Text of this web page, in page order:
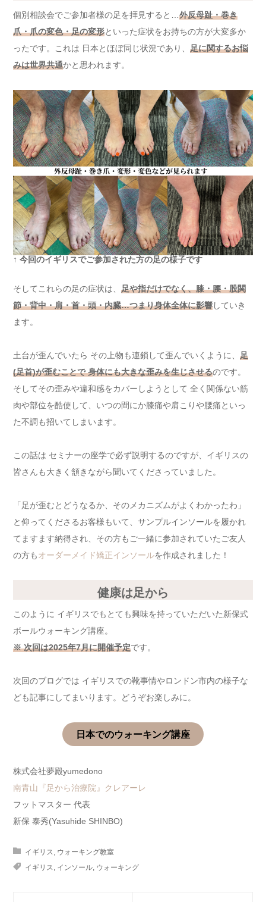
個別相談会でご参加者様の足を拝見すると…外反母趾・巻き
爪・爪の変色・足の変形といった症状をお持ちの方が大変多か
ったです。これは 日本とほぼ同じ状況であり、 足に関するお悩
みは世界共通かと思われます。
↑ 今回のイギリスでご参加された方の足の様子です
そしてこれらの足の症状は、 足や指だけでなく、膝・腰・股関
節・背中・肩・首・頭・内臓…つまり身体全体に影響していき
ます。
土台が歪んでいたら その上物も連鎖して歪んでいくように、 足
(足首)が歪むことで 身体にも大きな歪みを生じさせるのです。
そしてその歪みや違和感をカバーしようとして 全く関係ない筋
肉や部位を酷使して、いつの間にか膝痛や肩こりや腰痛といっ
た不調も招いてしまいます。
この話は セミナーの座学で必ず説明するのですが、イギリスの
皆さんも大きく頷きながら聞いてくださっていました。
「足が歪むとどうなるか、そのメカニズムがよくわかったわ」
と仰ってくださるお客様もいて、サンプルインソールを履かれ
てますます納得され、その方もご一緒に参加されていたご友人
の方もオーダーメイド矯正インソールを作成されました！
健康は足から
このように イギリスでもとても興味を持っていただいた新保式
ボールウォーキング講座。
※ 次回は2025年7月に開催予定です。
次回のブログでは イギリスでの靴事情やロンドン市内の様子な
ども記事にしてまいります。どうぞお楽しみに。
日本でのウォーキング講座
株式会社夢殿yumedono
南青山『足から治療院』クレアーレ
フットマスター 代表
新保 泰秀(Yasuhide SHINBO)
イギリス, ウォーキング教室
イギリス, インソール, ウォーキング